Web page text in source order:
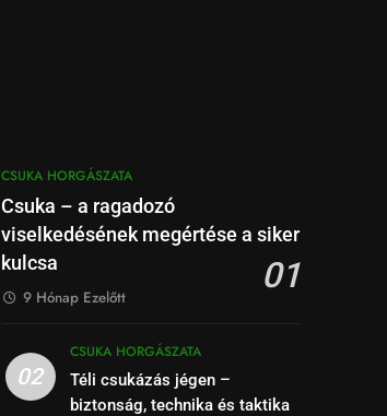
CSUKA HORGÁSZATA
Csuka – a ragadozó
viselkedésének megértése a siker
kulcsa
01
9 Hónap Ezelőtt
02
CSUKA HORGÁSZATA
Téli csukázás jégen –
biztonság, technika és taktika